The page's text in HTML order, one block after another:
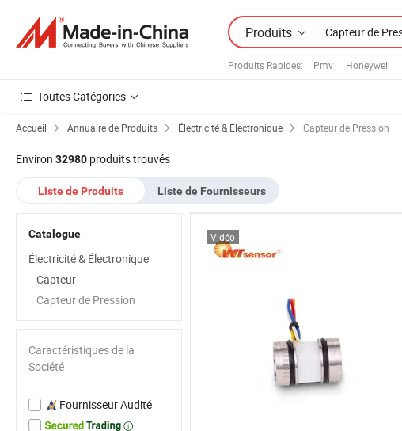
Produits
Produits Rapides: Pmv Honeywell
Toutes Catégories
Accueil Annuaire de Produits Électricité & Électronique Capteur de Pression
Environ 32980 produits trouvés
Liste de Produits Liste de Fournisseurs
Vidéo
Catalogue
Électricité & Électronique
Capteur
Capteur de Pression
Caractéristiques de la
Société
Fournisseur Audité